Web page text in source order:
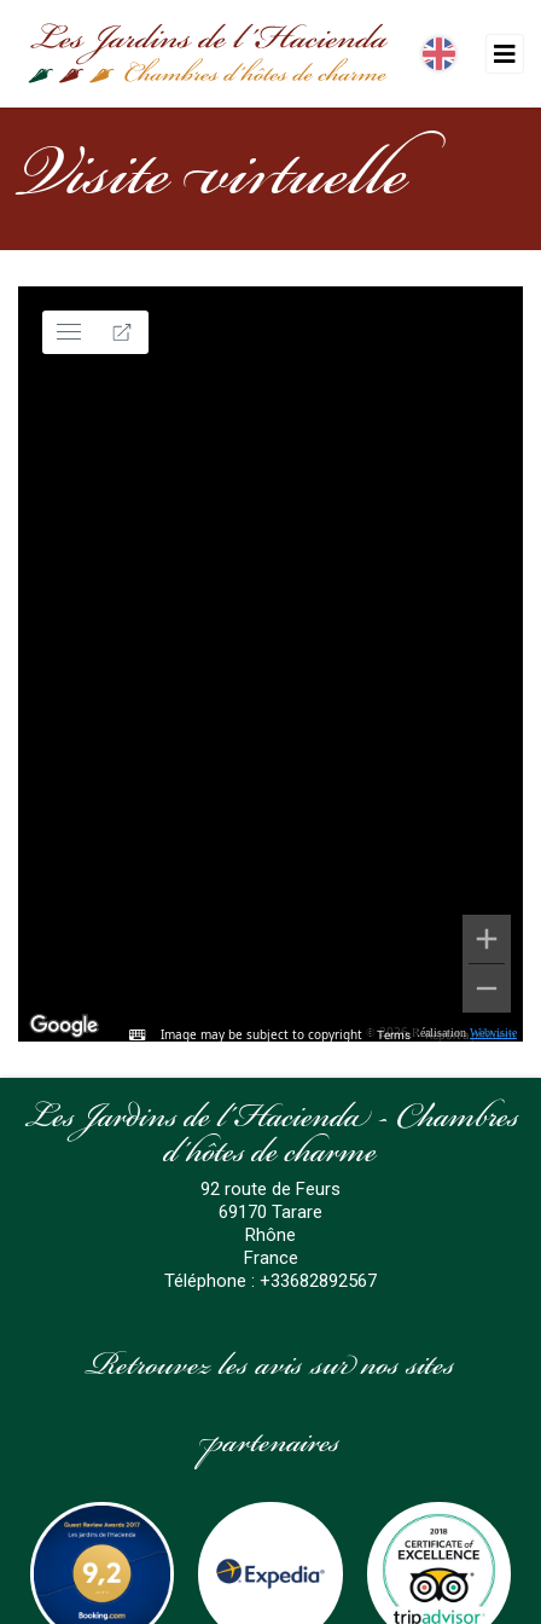
Visite virtuelle
Les Jardins de l'Hacienda - Chambres
d'hôtes de charme
92 route de Feurs
69170 Tarare
Rhône
France
Téléphone : +33682892567
Retrouvez les avis sur nos sites
partenaires